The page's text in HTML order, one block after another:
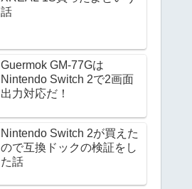
話
Guermok GM-77Gは
Nintendo Switch 2で2画面
出力対応だ！
Nintendo Switch 2が買えた
ので互換ドックの検証をし
た話